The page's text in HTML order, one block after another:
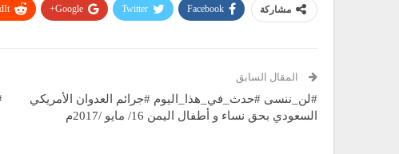
مشاركة Facebook
Twitter
Google+
المقال السابق
#لن_ننسى #حدث_في_هذا_اليوم #جرائم العدوان الأمريكي
السعودي بحق نساء و أطفال اليمن 16/ مايو /2017م